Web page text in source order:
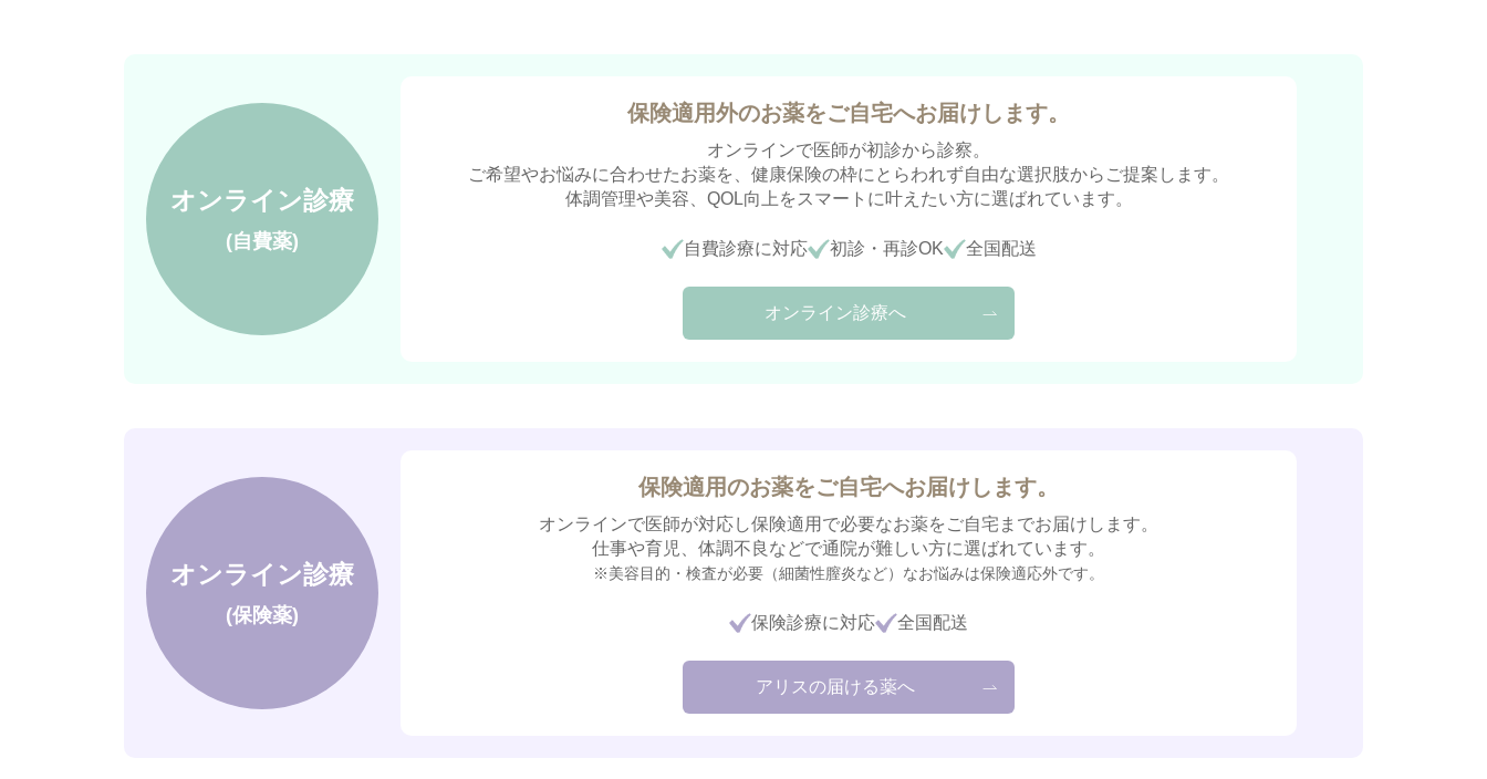
オンライン診療
(自費薬)
保険適用外のお薬をご自宅へお届けします。
オンラインで医師が初診から診察。
ご希望やお悩みに合わせたお薬を、健康保険の枠にとらわれず自由な選択肢からご提案します。
体調管理や美容、QOL向上をスマートに叶えたい方に選ばれています。
自費診療に対応 初診・再診OK 全国配送
オンライン診療へ
オンライン診療
(保険薬)
保険適用のお薬をご自宅へお届けします。
オンラインで医師が対応し保険適用で必要なお薬をご自宅までお届けします。
仕事や育児、体調不良などで通院が難しい方に選ばれています。
※美容目的・検査が必要（細菌性膣炎など）なお悩みは保険適応外です。
保険診療に対応 全国配送
アリスの届ける薬へ